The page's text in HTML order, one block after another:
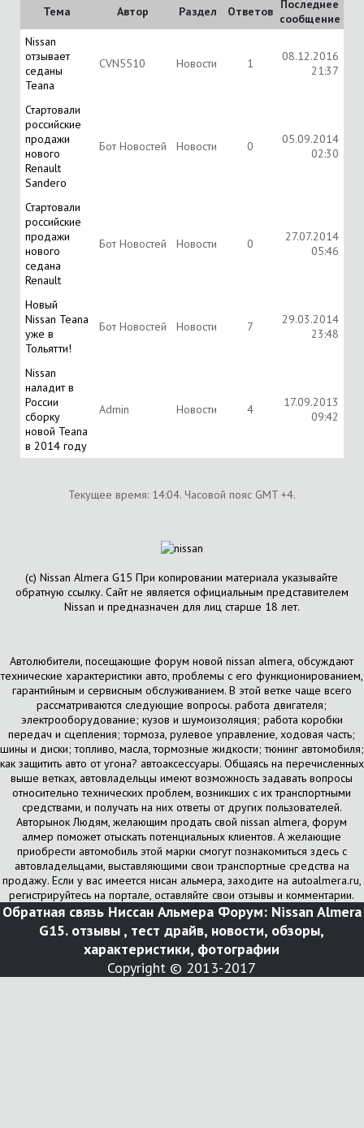
Тема Автор Раздел Ответов
Последнее
сообщение
Nissan
отзывает
седаны
Teana
CVN5510 Новости 1
08.12.2016
21:37
Стартовали
российские
продажи
нового
Renault
Sandero
Бот Новостей Новости 0
05.09.2014
02:30
Стартовали
российские
продажи
нового
седана
Renault
Бот Новостей Новости 0
27.07.2014
05:46
Новый
Nissan Teana
уже в
Тольятти!
Бот Новостей Новости 7
29.03.2014
23:48
Nissan
наладит в
России
сборку
новой Teana
в 2014 году
Аdmin Новости 4
17.09.2013
09:42
Текущее время: 14:04. Часовой пояс GMT +4.
(с) Nissan Almera G15 При копировании материала указывайте
обратную ссылку. Сайт не является официальным представителем
Nissan и предназначен для лиц старше 18 лет.
Автолюбители, посещающие форум новой nissan almera, обсуждают
технические характеристики авто, проблемы с его функционированием,
гарантийным и сервисным обслуживанием. В этой ветке чаще всего
рассматриваются следующие вопросы. работа двигателя;
электрооборудование; кузов и шумоизоляция; работа коробки
передач и сцепления; тормоза, рулевое управление, ходовая часть;
шины и диски; топливо, масла, тормозные жидкости; тюнинг автомобиля;
как защитить авто от угона? автоаксессуары. Общаясь на перечисленных
выше ветках, автовладельцы имеют возможность задавать вопросы
относительно технических проблем, возникших с их транспортными
средствами, и получать на них ответы от других пользователей.
Авторынок Людям, желающим продать свой nissan almera, форум
алмер поможет отыскать потенциальных клиентов. А желающие
приобрести автомобиль этой марки смогут познакомиться здесь с
автовладельцами, выставляющими свои транспортные средства на
продажу. Если у вас имеется нисан альмера, заходите на autoalmera.ru,
регистрируйтесь на портале, оставляйте свои отзывы и комментарии.
Обратная связь Ниссан Альмера Форум: Nissan Almera
G15. отзывы , тест драйв, новости, обзоры,
характеристики, фотографии
Copyright © 2013-2017